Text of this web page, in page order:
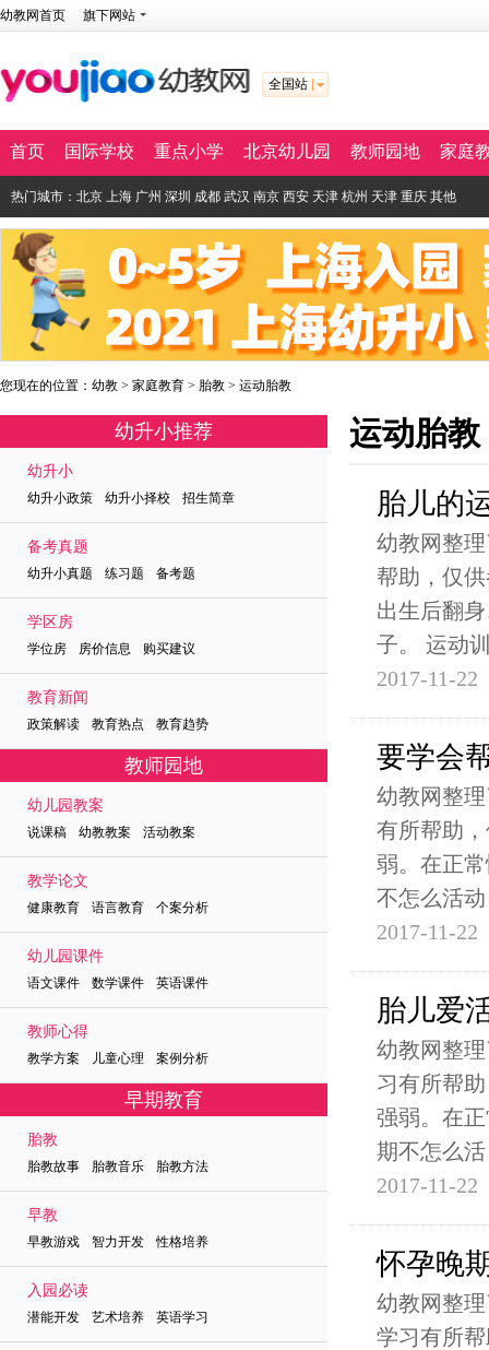
幼教网首页 旗下网站
全国站
首页 国际学校 重点小学 北京幼儿园 教师园地 家庭
热门城市： 北京 上海 广州 深圳 成都 武汉 南京 西安 天津 杭州 天津 重庆 其他
您现在的位置： 幼教 > 家庭教育 > 胎教 > 运动胎教
幼升小推荐
幼升小
幼升小政策 幼升小择校 招生简章
备考真题
幼升小真题 练习题 备考题
学区房
学位房 房价信息 购买建议
教育新闻
政策解读 教育热点 教育趋势
教师园地
幼儿园教案
说课稿 幼教教案 活动教案
教学论文
健康教育 语言教育 个案分析
幼儿园课件
语文课件 数学课件 英语课件
教师心得
教学方案 儿童心理 案例分析
早期教育
胎教
胎教故事 胎教音乐 胎教方法
早教
早教游戏 智力开发 性格培养
入园必读
潜能开发 艺术培养 英语学习
运动胎教
胎儿的
幼教网整
帮助，仅
出生后翻
子。 运动
2017-11-22
要学会
幼教网整
有所帮助
弱。在正
不怎么活动
2017-11-22
胎儿爱
幼教网整
习有所帮
强弱。在
期不怎么活
2017-11-22
怀孕晚
幼教网整
学习有所